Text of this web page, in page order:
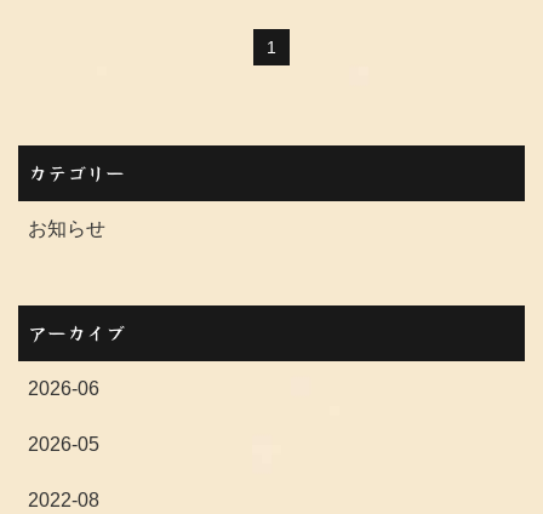
1
カテゴリー
お知らせ
アーカイブ
2026-06
2026-05
2022-08